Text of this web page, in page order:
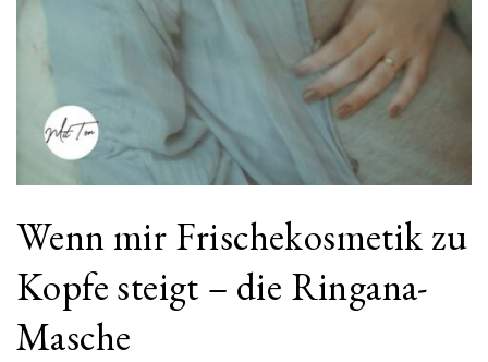
Wenn mir Frischekosmetik zu
Kopfe steigt – die Ringana-
Masche